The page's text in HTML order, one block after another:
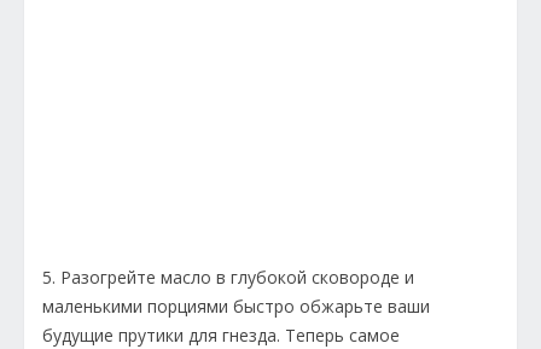
5. Разогрейте масло в глубокой сковороде и
маленькими порциями быстро обжарьте ваши
будущие прутики для гнезда. Теперь самое